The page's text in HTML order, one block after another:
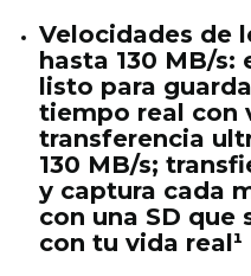
Velocidades de
hasta 130 MB/s:
listo para
tiempo real con
transferencia
130 MB/s;
y captura cada
con una SD que
con tu vida real¹